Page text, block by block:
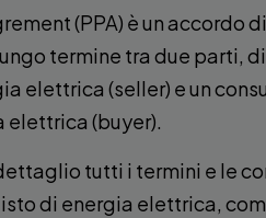
(PPA) è un accordo
termine tra due parti,
elettrica (seller) e un
(buyer).
tutti i termini e le
di energia elettrica,